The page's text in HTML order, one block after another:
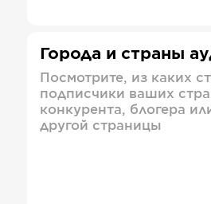
Города и страны
Посмотрите, из каких
подписчики ваших
конкурента, блогера
другой страницы